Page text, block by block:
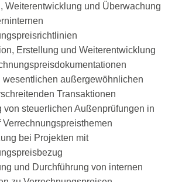
Weiterentwicklung und Überwachung
Erstellung und Weiterentwicklung
wesentlichen außergewöhnlichen
Transaktionen
von steuerlichen Außenprüfungen in
Verrechnungspreisthemen
bei Projekten mit
und Durchführung von internen